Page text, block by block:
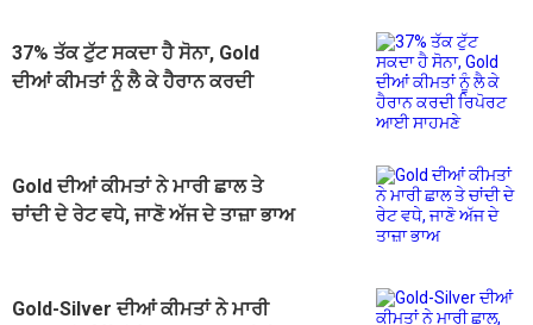
37% ਤੱਕ ਟੁੱਟ ਸਕਦਾ ਹੈ ਸੋਨਾ, Gold
ਦੀਆਂ ਕੀਮਤਾਂ ਨੂੰ ਲੈ ਕੇ ਹੈਰਾਨ ਕਰਦੀ
Gold ਦੀਆਂ ਕੀਮਤਾਂ ਨੇ ਮਾਰੀ ਛਾਲ ਤੇ
ਚਾਂਦੀ ਦੇ ਰੇਟ ਵਧੇ, ਜਾਣੋ ਅੱਜ ਦੇ ਤਾਜ਼ਾ ਭਾਅ
Gold-Silver ਦੀਆਂ ਕੀਮਤਾਂ ਨੇ ਮਾਰੀ